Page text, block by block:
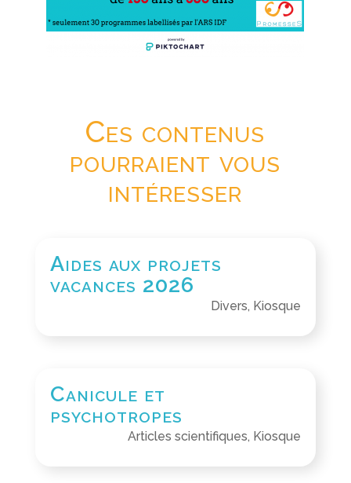
Ces contenus
pourraient vous
intéresser
Aides aux projets
vacances 2026
Divers, Kiosque
Canicule et
psychotropes
Articles scientifiques, Kiosque